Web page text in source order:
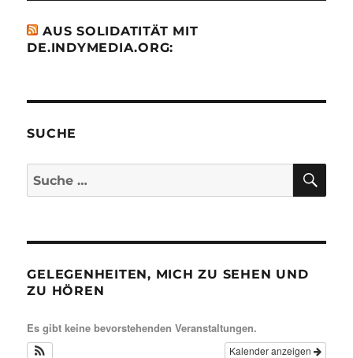
AUS SOLIDATITÄT MIT
DE.INDYMEDIA.ORG:
SUCHE
Suche
nach:
GELEGENHEITEN, MICH ZU SEHEN UND
ZU HÖREN
Es gibt keine bevorstehenden Veranstaltungen.
Kalender anzeigen